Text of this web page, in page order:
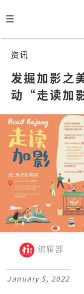
to
content
资讯
发掘加影之
动“走读加
编辑部
January 5, 2022